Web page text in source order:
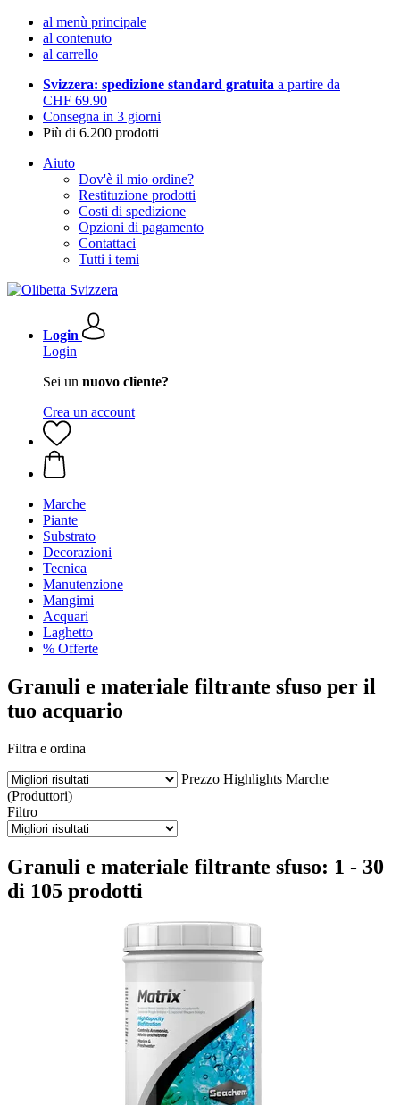
al menù principale
al contenuto
al carrello
Svizzera: spedizione standard gratuita a partire da
CHF 69.90
Consegna in 3 giorni
Più di 6.200 prodotti
Aiuto
Dov'è il mio ordine?
Restituzione prodotti
Costi di spedizione
Opzioni di pagamento
Contattaci
Tutti i temi
Login
Login
Sei un nuovo cliente?
Crea un account
Marche
Piante
Substrato
Decorazioni
Tecnica
Manutenzione
Mangimi
Acquari
Laghetto
% Offerte
Granuli e materiale filtrante sfuso per il
tuo acquario
Filtra e ordina
Prezzo Highlights Marche
(Produttori)
Filtro
Granuli e materiale filtrante sfuso: 1 - 30
di 105 prodotti